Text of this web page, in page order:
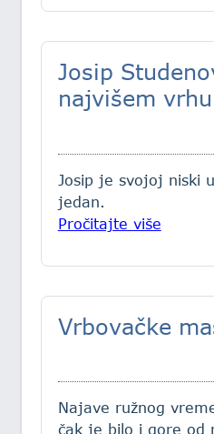
Josip
najvišem
Josip je svojoj niski
jedan.
Pročitajte više
Vrbovačke
Najave ružnog
čak je bilo i gore od